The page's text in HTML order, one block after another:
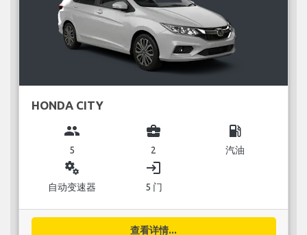
HONDA CITY
group
5
business_center
2
local_gas_station
汽油
miscellaneous_services
自动变速器
login
5 门
查看详情...